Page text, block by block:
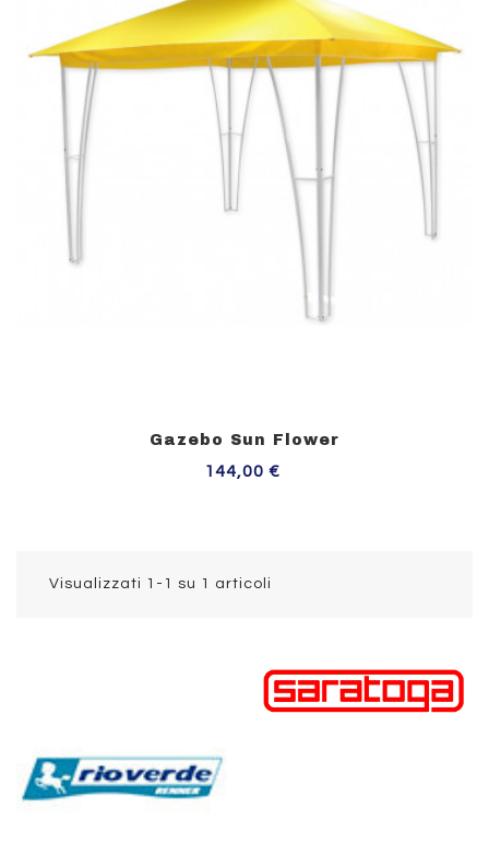
Gazebo Sun Flower
144,00 €
Visualizzati 1-1 su 1 articoli